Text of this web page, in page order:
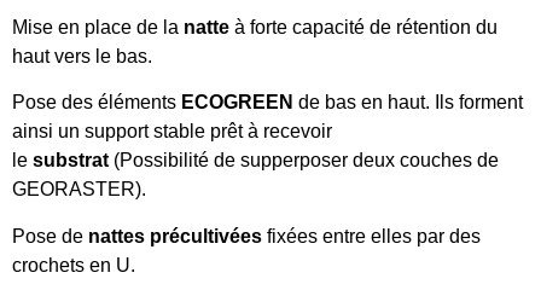
Mise en place de la natte à forte capacité de rétention du
haut vers le bas.
Pose des éléments ECOGREEN de bas en haut. Ils forment
ainsi un support stable prêt à recevoir
le substrat (Possibilité de supperposer deux couches de
GEORASTER).
Pose de nattes précultivées fixées entre elles par des
crochets en U.